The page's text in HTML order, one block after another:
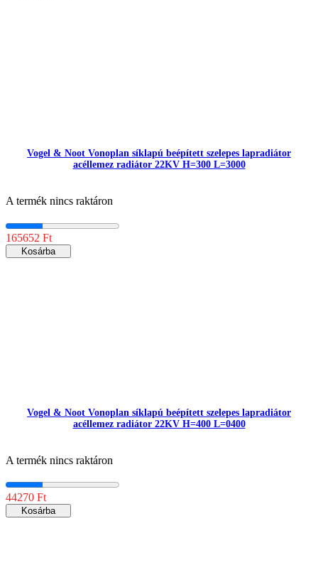
Vogel & Noot Vonoplan síklapú beépített szelepes lapradiátor
acéllemez radiátor 22KV H=300 L=3000
A termék nincs raktáron
165652 Ft
Kosárba
Vogel & Noot Vonoplan síklapú beépített szelepes lapradiátor
acéllemez radiátor 22KV H=400 L=0400
A termék nincs raktáron
44270 Ft
Kosárba